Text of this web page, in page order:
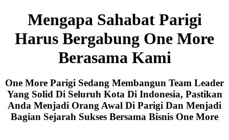
Mengapa Sahabat Parigi
Harus Bergabung One More
Berasama Kami
One More Parigi Sedang Membangun Team Leader
Yang Solid Di Seluruh Kota Di Indonesia, Pastikan
Anda Menjadi Orang Awal Di Parigi Dan Menjadi
Bagian Sejarah Sukses Bersama Bisnis One More